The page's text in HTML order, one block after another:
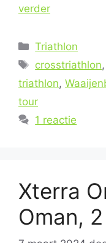
verder
Categorieën
Triathlon
Tags
crosstriathlon,
triathlon,
tour
1 reactie
Xterra
Oman,